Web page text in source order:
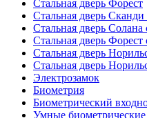
Стальная дверь Форест
Стальная дверь Сканди
Стальная дверь Солана
Стальная дверь Форест
Стальная дверь
Стальная дверь
Электрозамок
Биометрия
Биометрический
Умные биометрические